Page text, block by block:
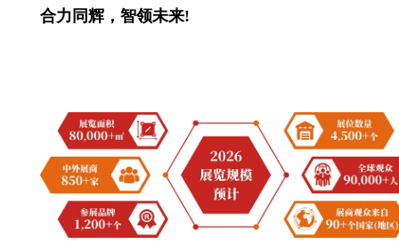
合力同辉，智领未来!